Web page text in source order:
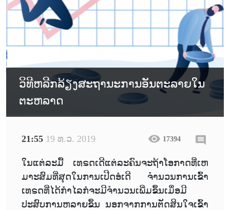
ວິທີຫລີກລ້ຽງສະຖານະການອັນຕະລາຍໃນ
ຕະຫລາດ
21:55 19 ທ.ວ. 2019 17394
ໃນແຕ່ລະມື້ ເທຣດເດີແຕ່ລະຄົນຈະຖ້າໂອກາດທີ່ເຫ
ມາະສົມທີ່ສຸດໃນການເປີດອໍເດີ ຈຳນວນການເຂົ້າ
ເທຣດທີ່ໄດ້ກຳໄລກໍຈະມີຈຳນວນເພີ່ມຂຶ້ນເມຶ່ອມີ
ປະສົບການຫລາຍຂຶ້ນ ນອກຈາກການຕັດສິນໃຈເຂົ້າ